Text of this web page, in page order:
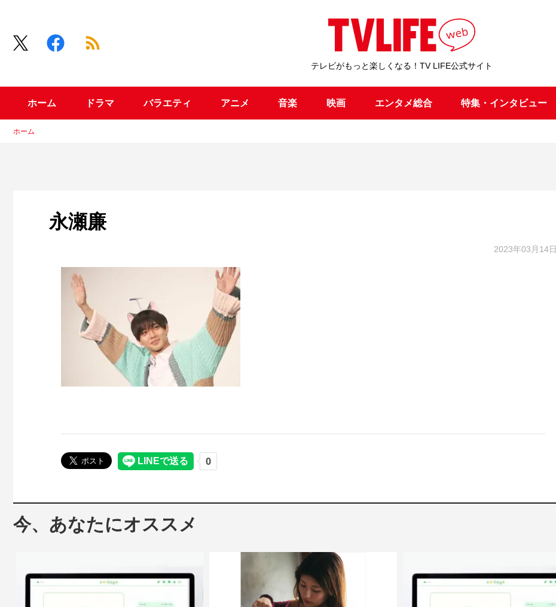
テレビがもっと楽しくなる！TV LIFE公式サイト
ホーム ドラマ バラエティ アニメ 音楽 映画 エンタメ総合 特集・インタビュー
ホーム
永瀬廉
2023年03月14日
今、あなたにオススメ